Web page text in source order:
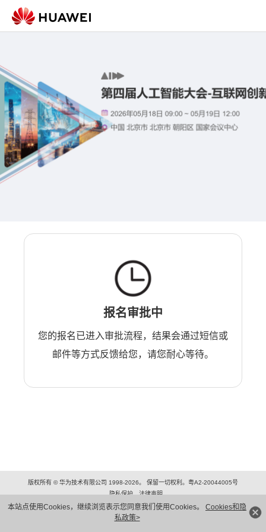
本站点使用Cookies，继续浏览表示您同意我们使用Cookies。 Cookies和隐
私政策>
报名审批中
您的报名已进入审批流程，结果会通过短信或
邮件等方式反馈给您，请您耐心等待。
版权所有 © 华为技术有限公司 1998-2026。 保留一切权利。粤A2-20044005号
隐私保护
法律声明